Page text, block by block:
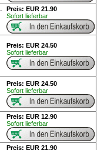
Preis: EUR 21.90
Sofort lieferbar
Preis: EUR 24.50
Sofort lieferbar
Preis: EUR 24.50
Sofort lieferbar
Preis: EUR 12.90
Sofort lieferbar
Preis: EUR 21.90